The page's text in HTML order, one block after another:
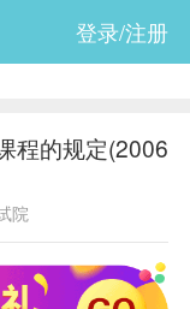
登录/注册
程的规定(2006
院